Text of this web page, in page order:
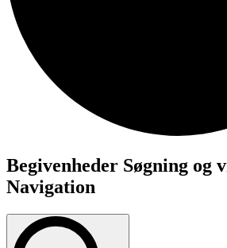
Begivenheder
Begivenheder Søgning og
Navigation